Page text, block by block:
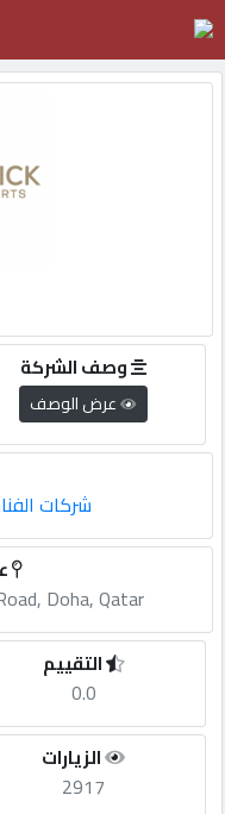
English
الاحصائيات
وصف الشركة
عرض الوصف
شركات
Doha, Qatar
التقييم
0.0
الزيارات
2917